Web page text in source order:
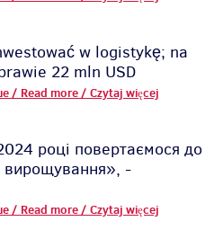
w logistykę; na
22 mln USD
/ Read more / Czytaj więcej
році повертаємося до
вирощування», -
/ Read more / Czytaj więcej